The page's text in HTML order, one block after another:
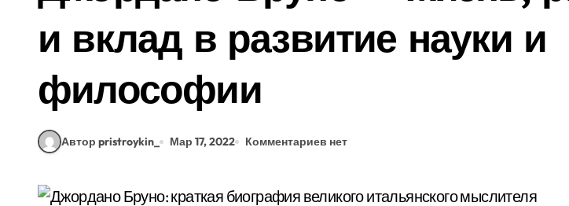
и вклад в развитие науки и
философии
Автор pristroykin_ Мар 17, 2022 Комментариев нет